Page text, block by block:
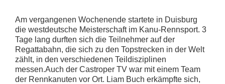
Am vergangenen Wochenende startete in Duisburg
die westdeutsche Meisterschaft im Kanu-Rennsport. 3
Tage lang durften sich die Teilnehmer auf der
Regattabahn, die sich zu den Topstrecken in der Welt
zählt, in den verschiedenen Teildisziplinen
messen.Auch der Castroper TV war mit einem Team
der Rennkanuten vor Ort. Liam Buch erkämpfte sich,